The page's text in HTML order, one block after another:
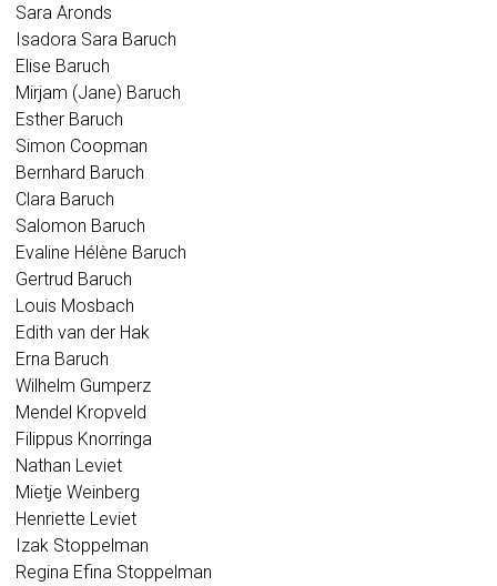
Sara Aronds
Isadora Sara Baruch
Elise Baruch
Mirjam (Jane) Baruch
Esther Baruch
Simon Coopman
Bernhard Baruch
Clara Baruch
Salomon Baruch
Evaline Hélène Baruch
Gertrud Baruch
Louis Mosbach
Edith van der Hak
Erna Baruch
Wilhelm Gumperz
Mendel Kropveld
Filippus Knorringa
Nathan Leviet
Mietje Weinberg
Henriette Leviet
Izak Stoppelman
Regina Efina Stoppelman